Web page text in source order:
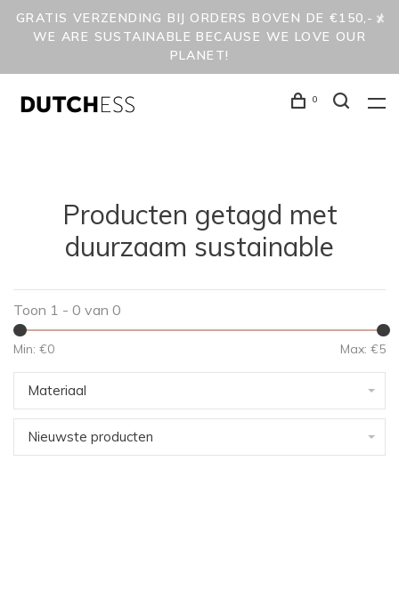
GRATIS VERZENDING BIJ ORDERS BOVEN DE €150,- /
WE ARE SUSTAINABLE BECAUSE WE LOVE OUR
PLANET!
0
Producten getagd met
duurzaam sustainable
Toon 1 - 0 van 0
Min: €0 Max: €5
Materiaal
Nieuwste producten